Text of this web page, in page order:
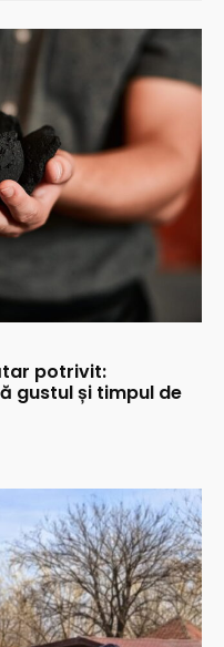
potrivit:
gustul și timpul de